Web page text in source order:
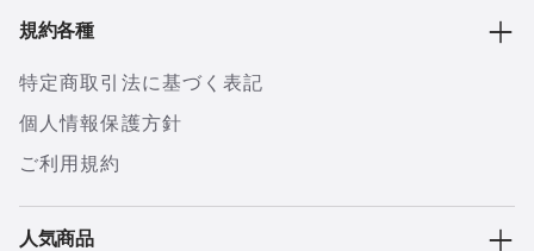
規約各種
特定商取引法に基づく表記
個人情報保護方針
ご利用規約
人気商品